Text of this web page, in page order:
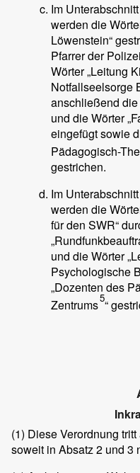
Im
werden die
Löwenstein“
Pfarrer der
Wörter „Leitung
Notfallseelsorge
anschließend die
und die Wörter
eingefügt sowie
Pädagogisch-
gestrichen.
Im
werden die
für den SWR“
und die Wörter
Psychologische
„Dozenten des
Zentrums5“
(1) Diese Verordnung
soweit in Absatz 2 und 3